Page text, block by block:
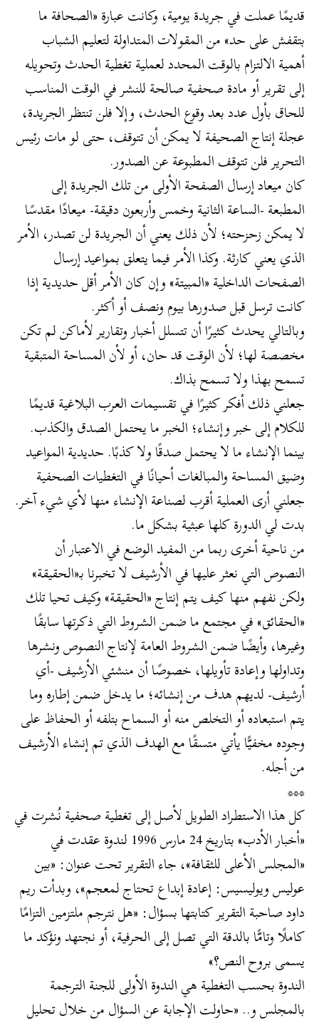
قديمًا عملت في جريدة يومية، وكانت عبارة «الصحافة ما
بتقفش على حد» من المقولات المتداولة لتعليم الشباب
أهمية الالتزام بالوقت المحدد لعملية تغطية الحدث وتحويله
إلى تقرير أو مادة صحفية صالحة للنشر في الوقت المناسب
للحاق بأول عدد بعد وقوع الحدث، وإلا فلن تنتظر الجريدة،
عجلة إنتاج الصحيفة لا يمكن أن تتوقف، حتى لو مات رئيس
التحرير فلن تتوقف المطبوعة عن الصدور.
كان ميعاد إرسال الصفحة الأولى من تلك الجريدة إلى
المطبعة -الساعة الثانية وخمس وأربعون دقيقة- ميعادًا مقدسًا
لا يمكن زحزحته؛ لأن ذلك يعني أن الجريدة لن تصدر، الأمر
الذي يعني كارثة. وكذا الأمر فيما يتعلق بمواعيد إرسال
الصفحات الداخلية «المبيتة» وإن كان الأمر أقل حديدية إذا
كانت ترسل قبل صدورها بيوم ونصف أو أكثر.
وبالتالي يحدث كثيرًا أن تتسلل أخبار وتقارير لأماكن لم تكن
مخصصة لها؛ لأن الوقت قد حان، أو لأن المساحة المتبقية
تسمح بهذا ولا تسمح بذاك.
جعلني ذلك أفكر كثيرًا في تقسيمات العرب البلاغية قديمًا
للكلام إلى خبر وإنشاء؛ الخبر ما يحتمل الصدق والكذب.
بينما الإنشاء ما لا يحتمل صدقًا ولا كذبًا. حديدية المواعيد
وضيق المساحة والمبالغات أحيانًا في التغطيات الصحفية
جعلني أرى العملية أقرب لصناعة الإنشاء منها لأي شيء آخر.
بدت لي الدورة كلها عبثية بشكل ما.
من ناحية أخرى ربما من المفيد الوضع في الاعتبار أن
النصوص التي نعثر عليها في الأرشيف لا تخبرنا بـ«الحقيقة»
ولكن نفهم منها كيف يتم إنتاج «الحقيقة» وكيف تحيا تلك
«الحقائق» في مجتمع ما ضمن الشروط التي ذكرتها سابقًا
وغيرها، وأيضًا ضمن الشروط العامة لإنتاج النصوص ونشرها
وتداولها وإعادة تأويلها، خصوصًا أن منشئي الأرشيف -أي
أرشيف- لديهم هدف من إنشائه؛ ما يدخل ضمن إطاره وما
يتم استبعاده أو التخلص منه أو السماح بتلفه أو الحفاظ على
وجوده مخفيًّا يأتي متسقًا مع الهدف الذي تم إنشاء الأرشيف
من أجله.
***
كل هذا الاستطراد الطويل لأصل إلى تغطية صحفية نُشرت في
«أخبار الأدب» بتاريخ 24 مارس 1996 لندوة عقدت في
«المجلس الأعلى للثقافة»، جاء التقرير تحت عنوان: «بين
عوليس ويوليسيس: إعادة إبداع تحتاج لمعجم»، وبدأت ريم
داود صاحبة التقرير كتابتها بسؤال: «هل نترجم ملتزمين التزامًا
كاملًا وتامًّا بالدقة التي تصل إلى الحرفية، أو نجتهد ونؤكد ما
يسمى بروح النص؟»
الندوة بحسب التغطية هي الندوة الأولى للجنة الترجمة
بالمجلس و.. «حاولت الإجابة عن السؤال من خلال تحليل